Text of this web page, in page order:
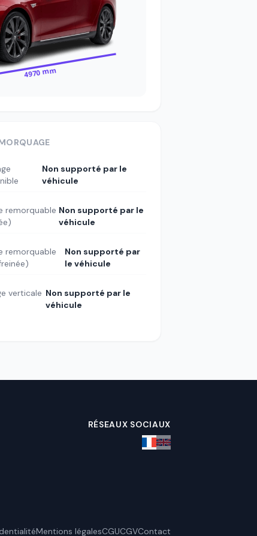
4970 mm
Non supporté par le
véhicule
remorquable Non supporté par le
véhicule
remorquable
Non supporté par
le véhicule
verticale Non supporté par le
véhicule
RÉSEAUX SOCIAUX
Mentions légalesCGUCGVContact